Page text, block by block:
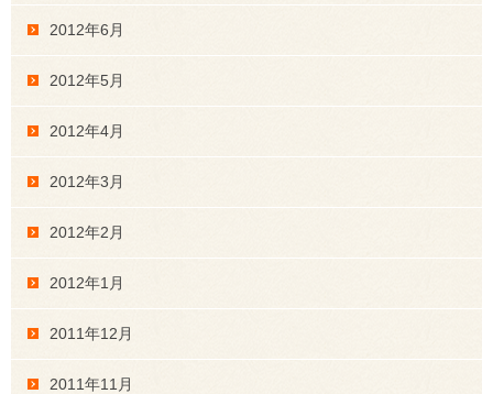
2012年6月
2012年5月
2012年4月
2012年3月
2012年2月
2012年1月
2011年12月
2011年11月